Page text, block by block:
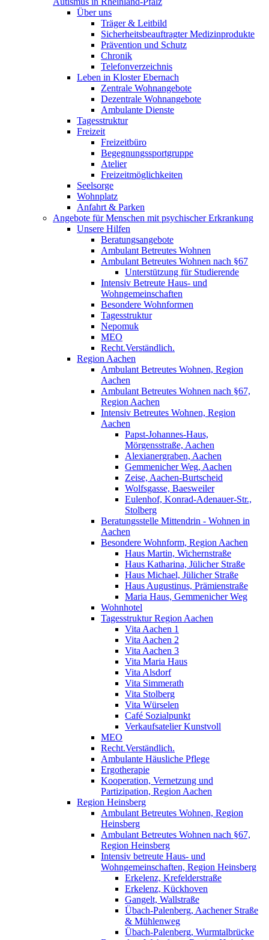
Über uns
Träger & Leitbild
Sicherheitsbeauftragter Medizinprodukte
Prävention und Schutz
Chronik
Telefonverzeichnis
Leben in Kloster Ebernach
Zentrale Wohnangebote
Dezentrale Wohnangebote
Ambulante Dienste
Tagesstruktur
Freizeit
Freizeitbüro
Begegnungssportgruppe
Atelier
Freizeitmöglichkeiten
Seelsorge
Wohnplatz
Anfahrt & Parken
Angebote für Menschen mit psychischer Erkrankung
Unsere Hilfen
Beratungsangebote
Ambulant Betreutes Wohnen
Ambulant Betreutes Wohnen nach §67
Unterstützung für Studierende
Intensiv Betreute Haus- und
Wohngemeinschaften
Besondere Wohnformen
Tagesstruktur
Nepomuk
MEO
Recht.Verständlich.
Region Aachen
Ambulant Betreutes Wohnen, Region
Aachen
Ambulant Betreutes Wohnen nach §67,
Region Aachen
Intensiv Betreutes Wohnen, Region
Aachen
Papst-Johannes-Haus,
Mörgensstraße, Aachen
Alexianergraben, Aachen
Gemmenicher Weg, Aachen
Zeise, Aachen-Burtscheid
Wolfsgasse, Baesweiler
Eulenhof, Konrad-Adenauer-Str.,
Stolberg
Beratungsstelle Mittendrin - Wohnen in
Aachen
Besondere Wohnform, Region Aachen
Haus Martin, Wichernstraße
Haus Katharina, Jülicher Straße
Haus Michael, Jülicher Straße
Haus Augustinus, Prämienstraße
Maria Haus, Gemmenicher Weg
Wohnhotel
Tagesstruktur Region Aachen
Vita Aachen 1
Vita Aachen 2
Vita Aachen 3
Vita Maria Haus
Vita Alsdorf
Vita Simmerath
Vita Stolberg
Vita Würselen
Café Sozialpunkt
Verkaufsatelier Kunstvoll
MEO
Recht.Verständlich.
Ambulante Häusliche Pflege
Ergotherapie
Kooperation, Vernetzung und
Partizipation, Region Aachen
Region Heinsberg
Ambulant Betreutes Wohnen, Region
Heinsberg
Ambulant Betreutes Wohnen nach §67,
Region Heinsberg
Intensiv betreute Haus- und
Wohngemeinschaften, Region Heinsberg
Erkelenz, Krefelderstraße
Erkelenz, Kückhoven
Gangelt, Wallstraße
Übach-Palenberg, Aachener Straße
& Mühlenweg
Übach-Palenberg, Wurmtalbrücke